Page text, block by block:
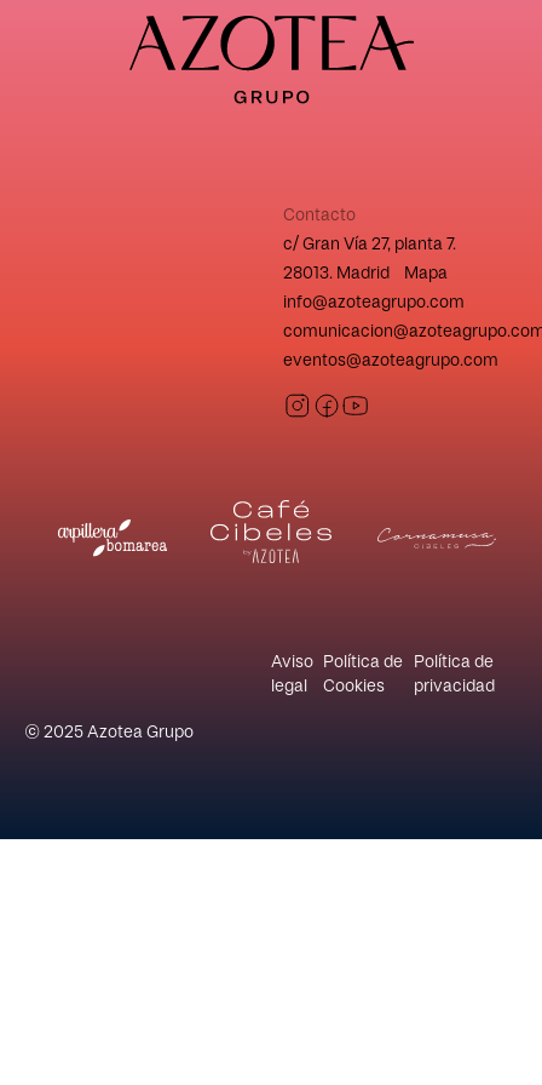
Contacto
c/ Gran Vía 27, planta 7.
28013. Madrid Mapa
info@azoteagrupo.com
eventos@azoteagrupo.com
© 2025 Azotea Grupo
Aviso
legal
Política de
Cookies
Política de
privacidad